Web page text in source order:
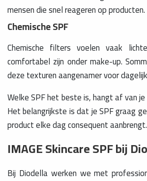
mensen die snel reageren op producten.
Chemische SPF
Chemische filters voelen vaak
comfortabel zijn onder make-up.
deze texturen aangenamer voor
Welke SPF het beste is, hangt af van je
Het belangrijkste is dat je SPF graag
product elke dag consequent aanbrengt.
IMAGE Skincare SPF bij
Bij Diodella werken we met